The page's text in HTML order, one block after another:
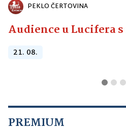
PEKLO ČERTOVINA
Audience u Lucifera
21. 08.
PREMIUM